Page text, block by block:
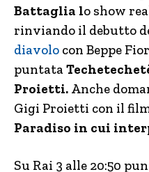
Battaglia lo show
rinviando il debutto
diavolo con Beppe
puntata
Proietti. Anche
Gigi Proietti con il
Paradiso in cui
Su Rai 3 alle 20:50